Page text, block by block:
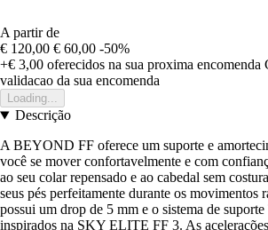
A partir de
€ 120,00 € 60,00 -50%
+€ 3,00 oferecidos na sua proxima encomenda
validacao da sua encomenda
Loading...
Descrição
A BEYOND FF oferece um suporte e
você se mover confortavelmente e com
ao seu colar repensado e ao cabedal sem
seus pés perfeitamente durante os movimentos
possui um drop de 5 mm e o sistema de
inspirados na SKY ELITE FF 3. As